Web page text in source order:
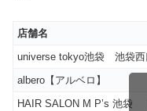
店舗名
universe tokyo池袋 池袋西
albero【アルベロ】
HAIR SALON M P’s 池袋